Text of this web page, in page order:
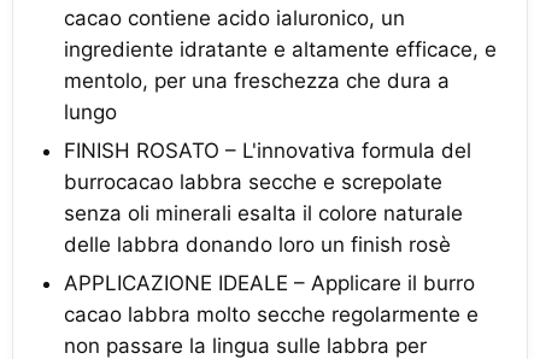
cacao contiene acido ialuronico, un
ingrediente idratante e altamente efficace, e
mentolo, per una freschezza che dura a
lungo
FINISH ROSATO – L'innovativa formula del
burrocacao labbra secche e screpolate
senza oli minerali esalta il colore naturale
delle labbra donando loro un finish rosè
APPLICAZIONE IDEALE – Applicare il burro
cacao labbra molto secche regolarmente e
non passare la lingua sulle labbra per